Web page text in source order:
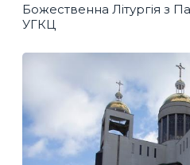
Божественна Літургія з
УГКЦ